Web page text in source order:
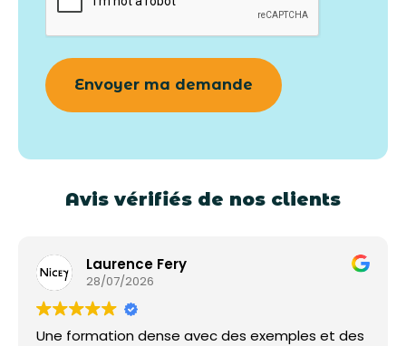
Avis vérifiés de nos clients
Laurence Fery
28/07/2026
Une formation dense avec des exemples et des